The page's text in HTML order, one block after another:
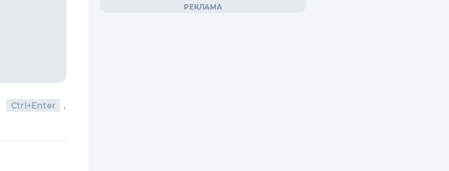
Ctrl+Enter
,